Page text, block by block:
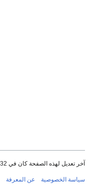
آخر تعديل لهذه الصفحة كان في 03:32, 21 فبراير 2022.
سياسة الخصوصية عن المعرفة